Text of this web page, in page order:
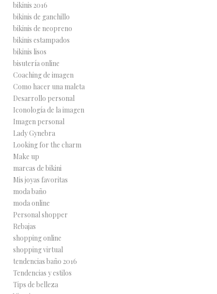
bikinis 2016
bikinis de ganchillo
bikinis de neopreno
bikinis estampados
bikinis lisos
bisutería online
Coaching de imagen
Como hacer una maleta
Desarrollo personal
Iconología de la imagen
Imagen personal
Lady Gynebra
Looking for the charm
Make up
marcas de bikini
Mis joyas favoritas
moda baño
moda online
Personal shopper
Rebajas
shopping online
shopping virtual
tendencias baño 2016
Tendencias y estilos
Tips de belleza